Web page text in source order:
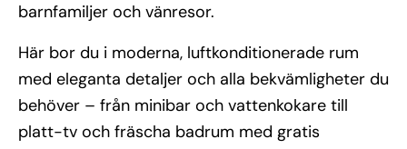
barnfamiljer och vänresor.
Här bor du i moderna, luftkonditionerade rum
med eleganta detaljer och alla bekvämligheter du
behöver – från minibar och vattenkokare till
platt-tv och fräscha badrum med gratis